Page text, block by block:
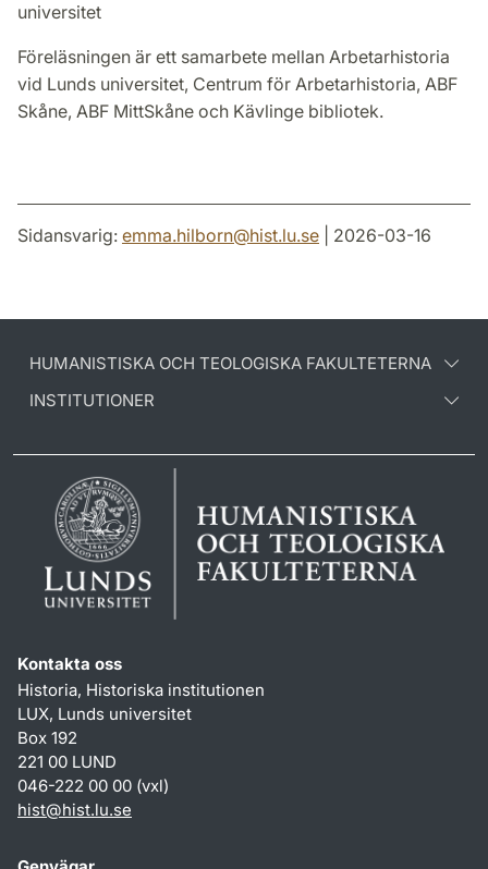
universitet
Föreläsningen är ett samarbete mellan Arbetarhistoria
vid Lunds universitet, Centrum för Arbetarhistoria, ABF
Skåne, ABF MittSkåne och Kävlinge bibliotek.
Sidansvarig: emma.hilborn@hist.lu.se | 2026-03-16
HUMANISTISKA OCH TEOLOGISKA FAKULTETERNA
INSTITUTIONER
Kontakta oss
Historia, Historiska institutionen
LUX, Lunds universitet
Box 192
221 00 LUND
046-222 00 00 (vxl)
hist@hist.lu.se